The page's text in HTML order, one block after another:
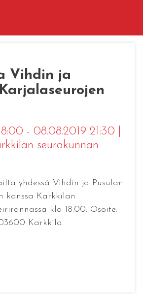
Vihdin ja
- 08.08.2019 21:30
seurakunnan
yhdessä Vihdin ja Pusulan
kanssa Karkkilan
klo 18.00. Osoite:
Karkkila.